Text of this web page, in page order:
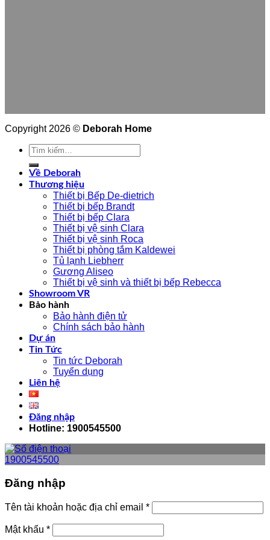
Copyright 2026 © Deborah Home
Tìm
kiếm:
Về Deborah
Thương hiệu
Thiết bị Bếp De-dietrich
Thiết bị bếp Brandt
Thiết bị bếp Clara
Thiết bị vệ sinh Clara
Thiết bị vệ sinh Roca
Thiết bị phòng tắm Kaldewei
Tủ lạnh Liebherr
Gương Aliseo
Thiết bị vệ sinh và thiết bị bếp Rebecca
Showroom VR
Bảo hành
Bảo hành điện tử
Chính sách bảo hành
Dự án
Tin Tức
Tin tức Deborah
Tuyển dụng
Liên hệ
Đăng nhập
Hotline: 1900545500
1900545500
Đăng nhập
Tên tài khoản hoặc địa chỉ email *
Mật khẩu *